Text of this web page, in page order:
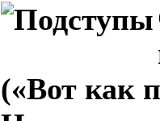
(«Вот как